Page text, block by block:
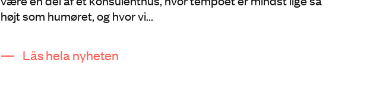
højt som humøret, og hvor vi...
Läs hela nyheten